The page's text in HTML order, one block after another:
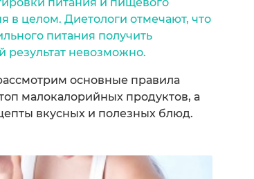
в целом. Диетологи отмечают, что
питания получить
результат невозможно.
основные правила
малокалорийных продуктов, а
вкусных и полезных блюд.